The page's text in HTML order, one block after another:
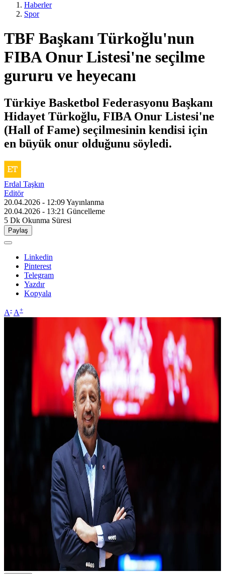
Haberler
Spor
TBF Başkanı Türkoğlu'nun
FIBA Onur Listesi'ne seçilme
gururu ve heyecanı
Türkiye Basketbol Federasyonu Başkanı
Hidayet Türkoğlu, FIBA Onur Listesi'ne
(Hall of Fame) seçilmesinin kendisi için
en büyük onur olduğunu söyledi.
Erdal Taşkın
Editör
20.04.2026 - 12:09Yayınlanma
20.04.2026 - 13:21 Güncelleme
5 Dk Okunma Süresi
Paylaş
Linkedin
Pinterest
Telegram
Yazdır
Kopyala
A- A+